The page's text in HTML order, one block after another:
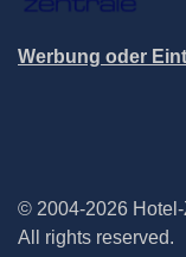
Werbung oder
© 2004-2026
All rights reserved.